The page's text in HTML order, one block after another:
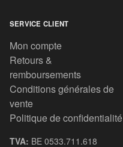
SERVICE CLIENT
Mon compte
Retours &
remboursements
Conditions générales de
vente
Politique de confidentialité
TVA: BE 0533.711.618